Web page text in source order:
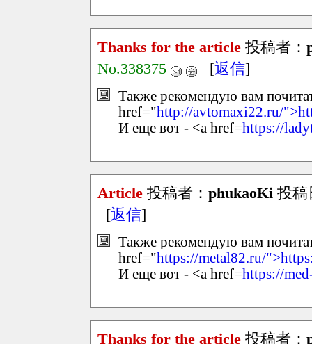
Thanks for the article 投稿者：
No.338375
[返信]
Также рекомендую вам
href="http://avtomaxi22.ru/
И еще вот - <a href=https://
Article 投稿者： phukaoKi 投稿
[返信]
Также рекомендую вам
href="https://metal82.ru/
И еще вот - <a href=https://
Thanks for the article 投稿者：